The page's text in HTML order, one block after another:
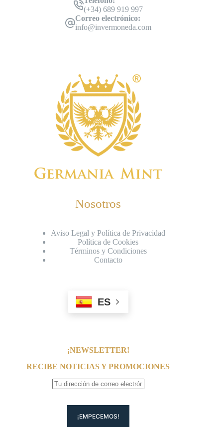
(+34) 689 919 997
Correo electrónico:
info@invermoneda.com
Nosotros
Aviso Legal y Política de Privacidad
Política de Cookies
Términos y Condiciones
Contacto
ES
¡NEWSLETTER!
RECIBE NOTICIAS Y PROMOCIONES